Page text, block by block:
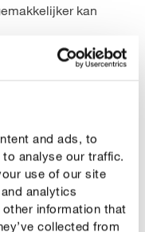
and ads, to
analyse our traffic.
use of our site
analytics
information that
collected from
kan
te geven. Nog
te groeien,
uit naar een portie
garandeer je een
plantplaats in het
gestopt, zodat je